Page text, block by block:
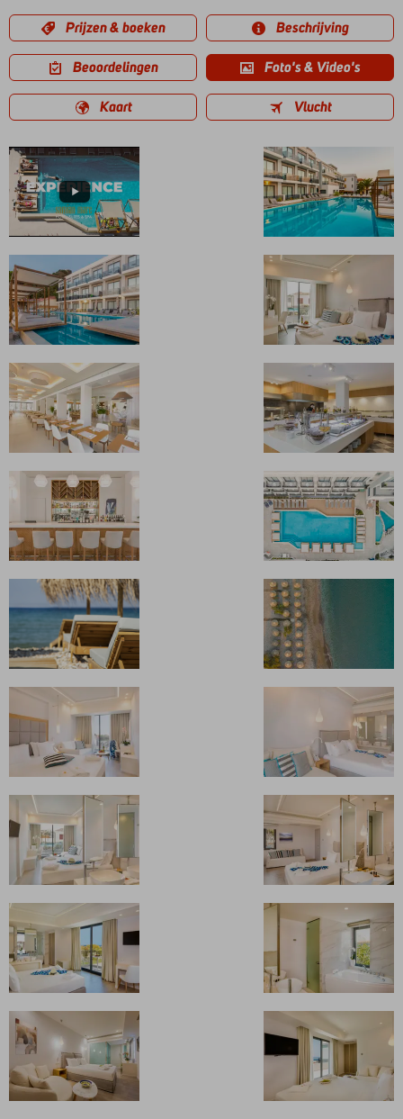
Prijzen & boeken Beschrijving
Beoordelingen Foto's & Video's
Kaart Vlucht